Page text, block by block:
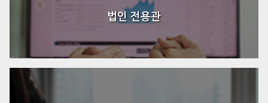
법인 전용관